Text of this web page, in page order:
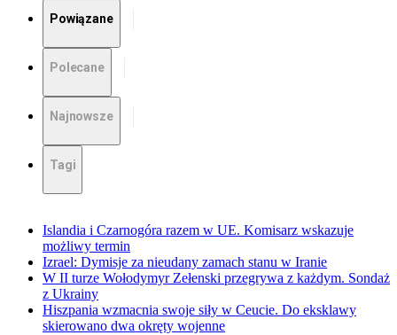
Powiązane
Polecane
Najnowsze
Tagi
Islandia i Czarnogóra razem w UE. Komisarz wskazuje
możliwy termin
Izrael: Dymisje za nieudany zamach stanu w Iranie
W II turze Wołodymyr Zełenski przegrywa z każdym. Sondaż
z Ukrainy
Hiszpania wzmacnia swoje siły w Ceucie. Do eksklawy
skierowano dwa okręty wojenne